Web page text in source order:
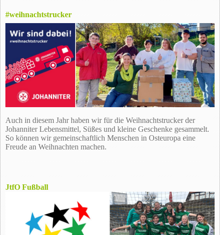
#weihnachtstrucker
Auch in diesem Jahr haben wir für die Weihnachtstrucker der
Johanniter Lebensmittel, Süßes und kleine Geschenke gesammelt.
So können wir gemeinschaftlich Menschen in Osteuropa eine
Freude an Weihnachten machen.
JtfO Fußball